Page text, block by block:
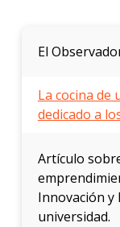
El
La cocina de
dedicado a
Artículo
Innovación y
universidad.